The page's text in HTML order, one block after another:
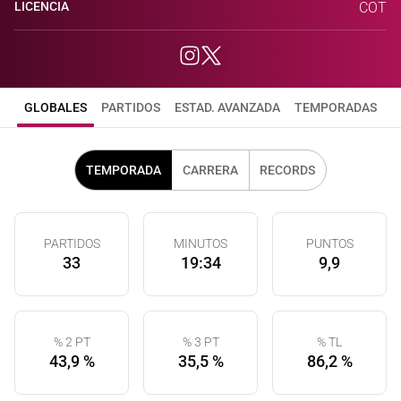
LICENCIA COT
GLOBALES PARTIDOS ESTAD. AVANZADA TEMPORADAS
TEMPORADA CARRERA RECORDS
PARTIDOS
33
MINUTOS
19:34
PUNTOS
9,9
% 2 PT
43,9 %
% 3 PT
35,5 %
% TL
86,2 %